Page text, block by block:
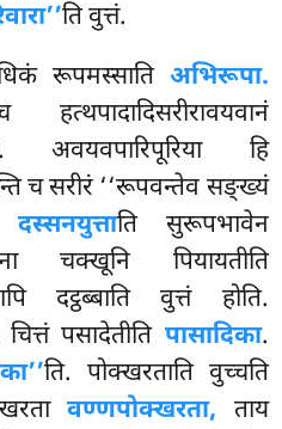
ति वुत्तं.
रूपमस्साति अभिरूपा.
अवयवपारिपूरिया हि
च सरीरं ‘‘रूपवन्तेव सङ्ख्यं
दस्सनयुत्ताति सुरूपभावेन
चक्खूनि पियायतीति
दट्ठब्बाति वुत्तं होति.
पसादेतीति पासादिका.
ति. पोक्खरताति वुच्चति
वण्णपोक्खरता, ताय